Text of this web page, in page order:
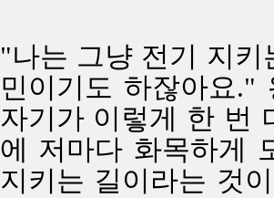
"나는 그냥 전기 지
민이기도 하잖아요."
자기가 이렇게 한 번
에 저마다 화목하게
지키는 길이라는 것